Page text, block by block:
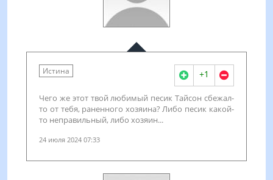
Истина +1
Чего же этот твой любимый песик Тайсон сбежал-
то от тебя, раненного хозяина? Либо песик какой-
то неправильный, либо хозяин...
24 июля 2024 07:33